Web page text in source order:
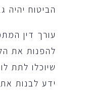
הביטוח יהיה
עורך דין
להפנות את
שיוכלו לתת
ידע לבנות